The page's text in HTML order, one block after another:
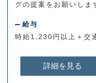
グの提案をお願いしま
給与
時給1,230円以上＋交
詳細を見る